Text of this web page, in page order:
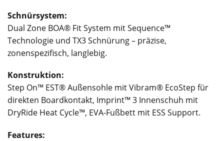
Schnürsystem:
Dual Zone BOA® Fit System mit Sequence™
Technologie und TX3 Schnürung – präzise,
zonenspezifisch, langlebig.
Konstruktion:
Step On™ EST® Außensohle mit Vibram® EcoStep für
direkten Boardkontakt, Imprint™ 3 Innenschuh mit
DryRide Heat Cycle™, EVA-Fußbett mit ESS Support.
Features: